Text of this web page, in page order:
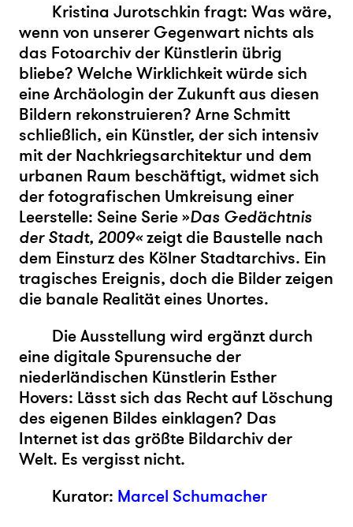
Kristina Jurotschkin fragt: Was wäre,
wenn von unserer Gegenwart nichts als
das Fotoarchiv der Künstlerin übrig
bliebe? Welche Wirklichkeit würde sich
eine Archäologin der Zukunft aus diesen
Bildern rekonstruieren? Arne Schmitt
schließlich, ein Künstler, der sich intensiv
mit der Nachkriegsarchitektur und dem
urbanen Raum beschäftigt, widmet sich
der fotografischen Umkreisung einer
Leerstelle: Seine Serie »Das Gedächtnis
der Stadt, 2009«zeigt die Baustelle nach
dem Einsturz des Kölner Stadtarchivs. Ein
tragisches Ereignis, doch die Bilder zeigen
die banale Realität eines Unortes.
Die Ausstellung wird ergänzt durch
eine digitale Spurensuche der
niederländischen Künstlerin Esther
Hovers: Lässt sich das Recht auf Löschung
des eigenen Bildes einklagen? Das
Internet ist das größte Bildarchiv der
Welt. Es vergisst nicht.
Kurator: Marcel Schumacher